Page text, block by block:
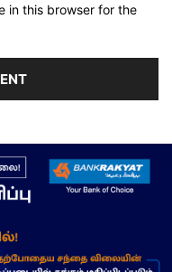
in this browser for the